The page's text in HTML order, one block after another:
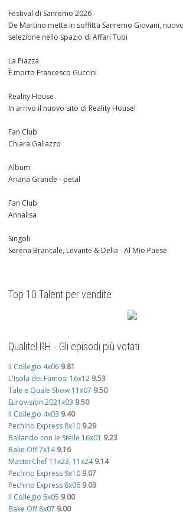
Festival di Sanremo 2026
De Martino mette in soffitta Sanremo Giovani,
selezione nello spazio di Affari Tuoi
La Piazza
È morto Francesco Guccini
Reality House
In arrivo il nuovo sito di Reality House!
Fan Club
Chiara Galiazzo
Album
Ariana Grande - petal
Fan Club
Annalisa
Singoli
Serena Brancale, Levante & Delia - Al Mio Paese
Top 10 Talent per vendite
Qualitel RH - Gli episodi più votati
Il Collegio 4x06 9.81
L'Isola dei Famosi 16x12 9.53
Tale e Quale Show 11x07 9.50
Eurovision 2021x03 9.50
Il Collegio 4x03 9.40
Pechino Express 8x10 9.29
Ballando con le Stelle 16x01 9.23
Bake Off 7x14 9.16
MasterChef 11x23, 11x24 9.14
Pechino Express 9x10 9.07
Pechino Express 8x06 9.03
Il Collegio 5x05 9.00
Bake Off 8x07 9.00